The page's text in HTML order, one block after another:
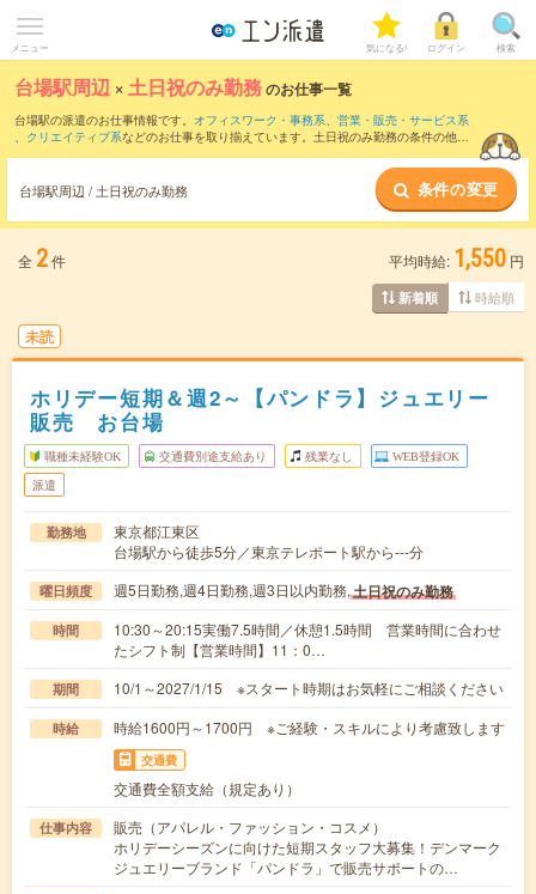
メニュー 気になる! ログイン 検索
台場駅周辺 ×土日祝のみ勤務のお仕事一覧
台場駅の派遣のお仕事情報です。 オフィスワーク・事務系、 営業・販売・サービス系
、 クリエイティブ系などのお仕事を取り揃えています。土日祝のみ勤務の条件の他
台場駅周辺 / 土日祝のみ勤務 条件の変更
全 2件 平均時給: 1,550 円
新着順 時給順
未読
ホリデー短期＆週2～【パンドラ】ジュエリー
販売 お台場
職種未経験OK 交通費別途支給あり 残業なし WEB登録OK
派遣
勤務地
東京都江東区
台場駅から徒歩5分／東京テレポート駅から---分
曜日頻度 週5日勤務,週4日勤務,週3日以内勤務,土日祝のみ勤務
時間
10:30～20:15実働7.5時間／休憩1.5時間 営業時間に合わせ
たシフト制【営業時間】11：0…
期間 10/1～2027/1/15 ※スタート時期はお気軽にご相談ください
時給 時給1600円～1700円 ※ご経験・スキルにより考慮致します
交通費
交通費全額支給（規定あり）
仕事内容
販売（アパレル・ファッション・コスメ）
ホリデーシーズンに向けた短期スタッフ大募集！デンマーク
ジュエリーブランド「パンドラ」で販売サポートの…